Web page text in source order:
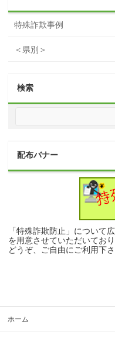
特殊詐欺事例
＜県別＞
検索
配布バナー
「特殊詐欺防止」について
を用意させていただいており
どうぞ、ご自由にご利用下さ
ホーム